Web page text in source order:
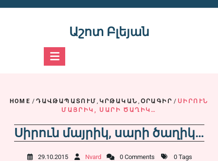
Աշոտ Բլեյան
HOME /ԴԱՎԹԱՊԱՏՈՒՄ , ԿՐԹԱԿԱՆ , ՕՐԱԳԻՐ / ՍԻՐՈՒՆ
ՄԱՅՐԻԿ, ՍԱՐԻ ԾԱՂԻԿ…
Սիրուն մայրիկ, սարի ծաղիկ…
29.10.2015 Nvard 0 Comments 0 Tags